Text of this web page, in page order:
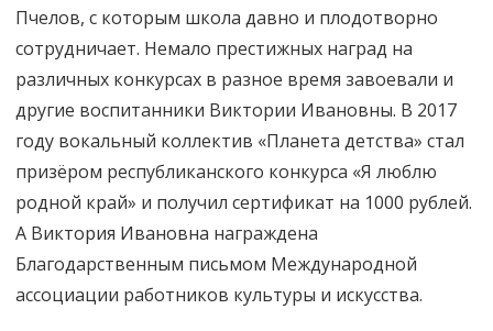
Пчелов, с которым школа давно и плодотворно
сотрудничает. Немало престижных наград на
различных конкурсах в разное время завоевали и
другие воспитанники Виктории Ивановны. В 2017
году вокальный коллектив «Планета детства» стал
призёром республиканского конкурса «Я люблю
родной край» и получил сертификат на 1000 рублей.
А Виктория Ивановна награждена
Благодарственным письмом Международной
ассоциации работников культуры и искусства.